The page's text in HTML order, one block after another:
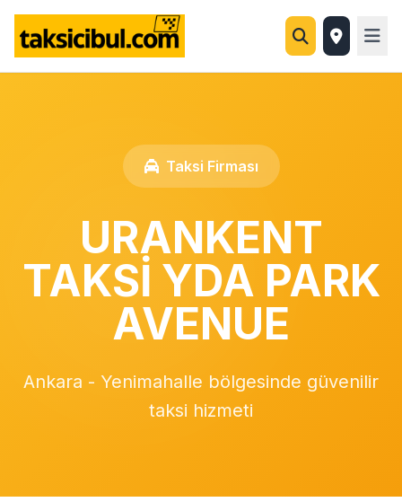
Taksi Firması
URANKENT
TAKSİ YDA PARK
AVENUE
Ankara - Yenimahalle bölgesinde güvenilir
taksi hizmeti